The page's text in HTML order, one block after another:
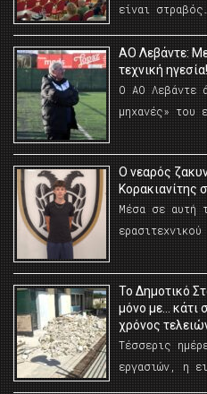
είναι
ΑΟ Λεβάντε:
τεχνική ηγεσία!
Ο ΑΟ Λεβάντε
μηχανές» του
O νεαρός
Κορακιανίτης
Μέσα σε αυτή
Το Δημοτικό
μόνο με… κάτι
χρόνος
Τέσσερις
εργασιών, η